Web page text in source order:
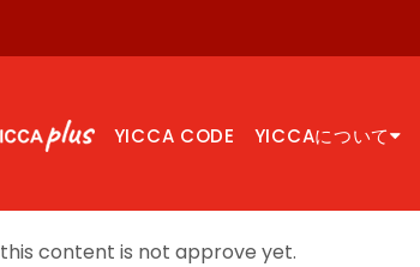
YICCA CODE YICCAについて
this content is not approve yet.